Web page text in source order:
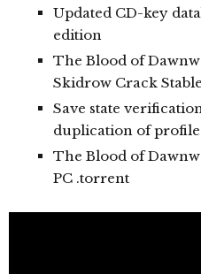
Updated CD-key
edition
The Blood of
Skidrow Crack
Save state
duplication of profile
The Blood of
PC .torrent